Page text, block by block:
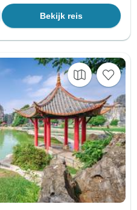
Bekijk reis